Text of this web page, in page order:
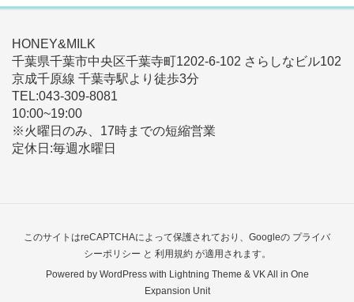
HONEY&MILK
千葉県千葉市中央区千葉寺町1202-6-102 さらしなビル102
京成千原線 千葉寺駅より徒歩3分
TEL:043-309-8081
10:00~19:00
※火曜日のみ、17時までの短縮営業
定休日:毎週水曜日
このサイトはreCAPTCHAによって保護されており、Googleの プライバ
シーポリシー と 利用規約が適用されます。
Powered by WordPresswith Lightning Theme & VK All in One
Expansion Unit